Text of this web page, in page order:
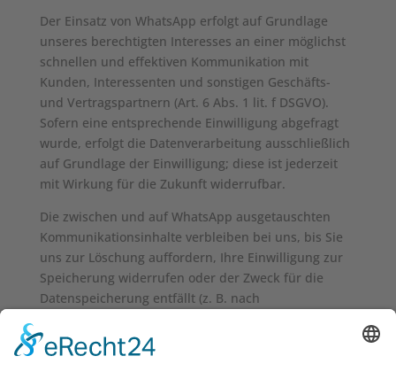
Der Einsatz von WhatsApp erfolgt auf Grundlage
unseres berechtigten Interesses an einer möglichst
schnellen und effektiven Kommunikation mit
Kunden, Interessenten und sonstigen Geschäfts-
und Vertragspartnern (Art. 6 Abs. 1 lit. f DSGVO).
Sofern eine entsprechende Einwilligung abgefragt
wurde, erfolgt die Datenverarbeitung ausschließlich
auf Grundlage der Einwilligung; diese ist jederzeit
mit Wirkung für die Zukunft widerrufbar.
Die zwischen und auf WhatsApp ausgetauschten
Kommunikationsinhalte verbleiben bei uns, bis Sie
uns zur Löschung auffordern, Ihre Einwilligung zur
Speicherung widerrufen oder der Zweck für die
Datenspeicherung entfällt (z. B. nach
Zwingende gesetzliche Bestimmungen –
insbesondere Aufbewahrungsfristen – bleiben